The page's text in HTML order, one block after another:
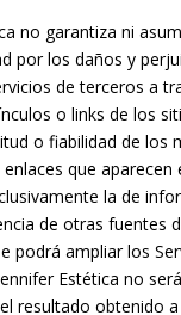
no garantiza ni
por los daños y
de terceros a
o links de los
o fiabilidad de los
que aparecen
la de
de otras fuentes
podrá ampliar los
Estética no
resultado obtenido